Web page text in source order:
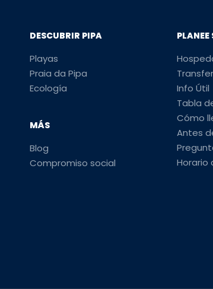
DESCUBRIR PIPA
Playas
Praia da Pipa
Ecología
MÁS
Blog
Compromiso social
Info Útil
Tabla
Cómo
Antes
Horario